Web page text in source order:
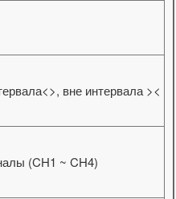
вне интервала ><
(CH1 ~ CH4)